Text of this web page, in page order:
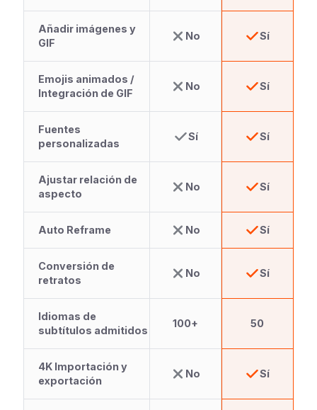
Añadir imágenes y
GIF
No Sí
Emojis animados /
Integración de GIF
No Sí
Fuentes
personalizadas
Sí Sí
Ajustar relación de
aspecto
No Sí
Auto Reframe No Sí
Conversión de
retratos
No Sí
Idiomas de
subtítulos admitidos
100+ 50
4K Importación y
exportación
No Sí